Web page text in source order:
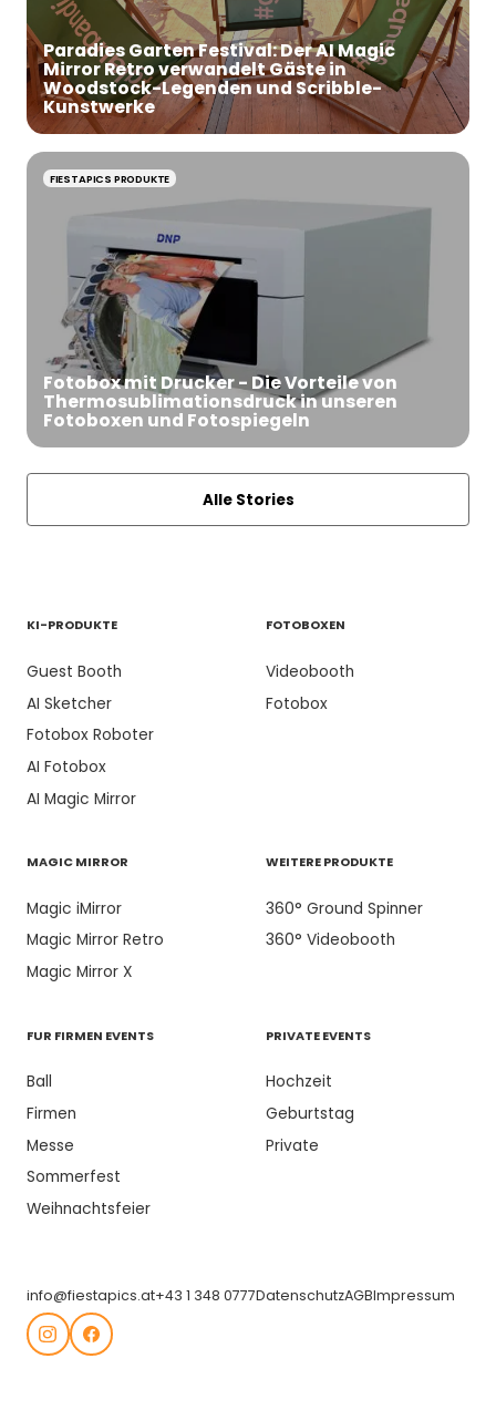
Alle Stories
Paradies Garten Festival: Der AI Magic
Mirror Retro verwandelt Gäste in
Woodstock-Legenden und Scribble-
Kunstwerke
FIESTAPICS PRODUKTE
Fotobox mit Drucker - Die Vorteile von
Thermosublimationsdruck in unseren
Fotoboxen und Fotospiegeln
KI-PRODUKTE
Guest Booth
AI Sketcher
Fotobox Roboter
AI Fotobox
AI Magic Mirror
FOTOBOXEN
Videobooth
Fotobox
MAGIC MIRROR
Magic iMirror
Magic Mirror Retro
Magic Mirror X
WEITERE PRODUKTE
360° Ground Spinner
360° Videobooth
FUR FIRMEN EVENTS
Ball
Firmen
Messe
Sommerfest
Weihnachtsfeier
PRIVATE EVENTS
Hochzeit
Geburtstag
Private
info@fiestapics.at+43 1 348 0777DatenschutzAGBImpressum